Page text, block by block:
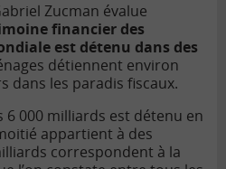
Zucman évalue
financier des
est détenu dans des
détiennent environ
dans les paradis fiscaux.
000 milliards est détenu en
appartient à des
correspondent à la